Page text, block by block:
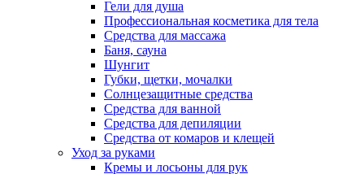
Гели для душа
Профессиональная косметика для тела
Средства для массажа
Баня, сауна
Шунгит
Губки, щетки, мочалки
Солнцезащитные средства
Средства для ванной
Средства для депиляции
Средства от комаров и клещей
Уход за руками
Кремы и лосьоны для рук